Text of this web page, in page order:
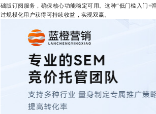
础版订阅服务，确保核心功能稳定可用。这种“低门槛入门+
过规模化用户获得可持续收益，实现双赢。